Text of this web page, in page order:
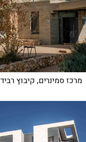
מרכז סמינרים, קיבוץ רביד